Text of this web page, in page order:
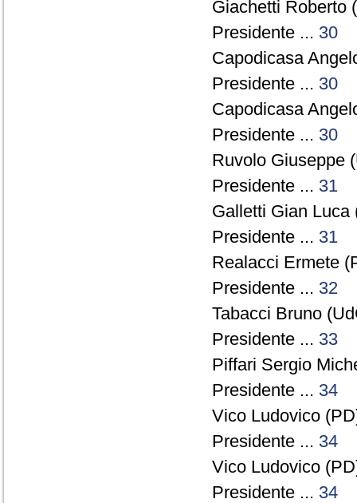
Giachetti Roberto
Presidente ... 30
Capodicasa
Presidente ... 30
Capodicasa
Presidente ... 30
Ruvolo Giuseppe
Presidente ... 31
Galletti Gian
Presidente ... 31
Realacci Ermete
Presidente ... 32
Tabacci Bruno
Presidente ... 33
Piffari Sergio
Presidente ... 34
Vico Ludovico
Presidente ... 34
Vico Ludovico
Presidente ... 34